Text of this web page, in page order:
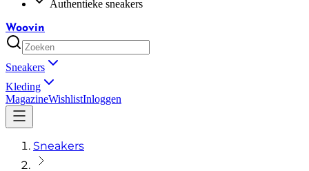
Authentieke sneakers
Woovin
Sneakers
Kleding
MagazineWishlistInloggen
Sneakers